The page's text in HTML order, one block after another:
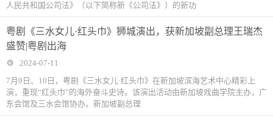
人民共和国公司法》（以下简称新《公司法》）的新功
粤剧《三水女儿·红头巾》狮城演出，获新加坡副总理王瑞杰
盛赞|粤剧出海
2024-07-11
7月9日、10日，粤剧《三水女儿·红头巾》在新加坡滨海艺术中心精彩上
演，重现“红头巾”的海外奋斗史诗。该演出活动由新加坡戏曲学院主办，广
东会馆及三水会馆协办。新加坡副总理